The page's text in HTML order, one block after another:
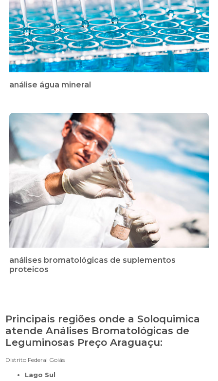
análise água mineral
análises bromatológicas de suplementos
proteicos
Principais regiões onde a Soloquimica
atende Análises Bromatológicas de
Leguminosas Preço Araguaçu:
Distrito Federal Goiás
Lago Sul